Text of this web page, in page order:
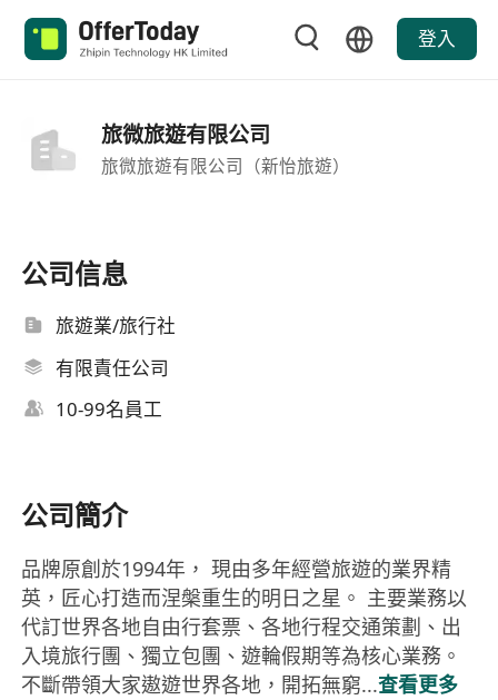
登入
旅微旅遊有限公司
旅微旅遊有限公司（新怡旅遊）
公司信息
旅遊業/旅行社
有限責任公司
10-99名員工
公司簡介
品牌原創於1994年， 現由多年經營旅遊的業界精
英，匠心打造而涅槃重生的明日之星。 主要業務以
代訂世界各地自由行套票、各地行程交通策劃、出
入境旅行團、獨立包團、遊輪假期等為核心業務。
不斷帶領大家遨遊世界各地，開拓無窮...查看更多